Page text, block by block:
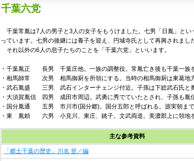
千葉六党
千葉常胤は7人の男子と3人の女子をもうけました。七男「日胤」と
っています。七男の後継には養子を迎え、円城寺氏として再興されまし
それ以外の6人の息子たちのことを「千葉六党」といいます。
・千葉胤正 長男 千葉庄他。一族の調整役。常胤亡き後も千葉一族を
・相馬師常 次男 相馬御厨を所領にする。当時の相馬御厨は東葛地方
・武石胤盛 三男 武石インターチェンジ付近。子孫は下総武石氏と奥
・大須賀胤信 四男 成田市周辺。武勇に秀でていたとされ、子孫も胤
・国分胤通 五男 市川市(国分郷)。国分五郎と呼ばれる。源実朝まで
・東 胤頼 六男 小見川、東庄、銚子。文武両道。美濃郡上に領地を
主な参考資料
「郷土千葉の歴史」川名 登／編